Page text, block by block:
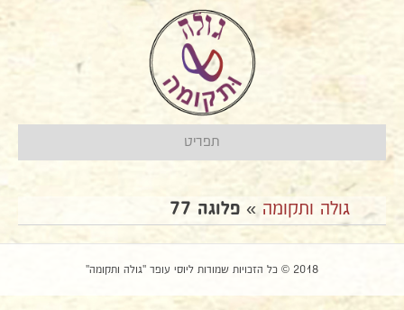
תפריט
גולה ותקומה » פלוגה 77
2018 © כל הזכויות שמורות ליוסי עופר "גולה ותקומה"